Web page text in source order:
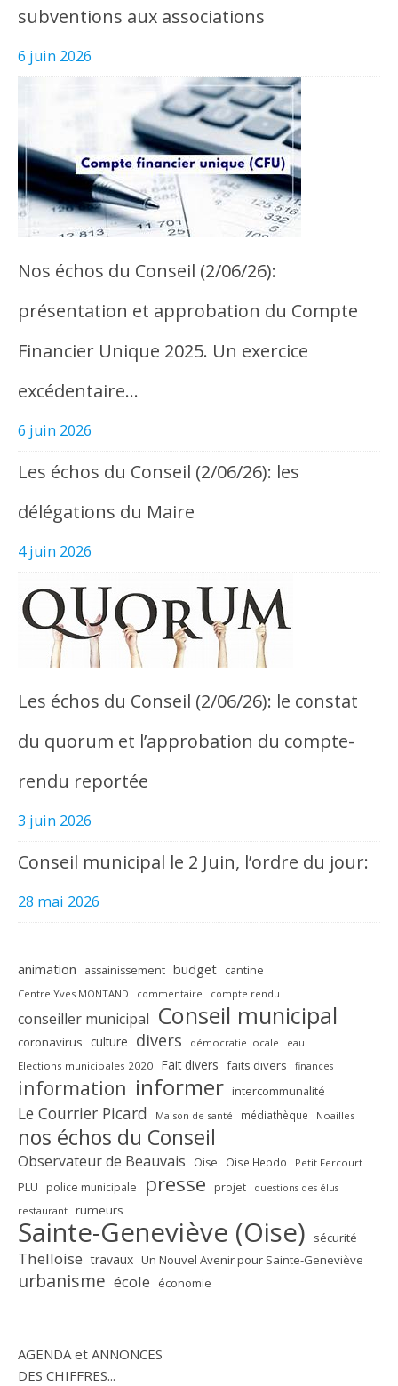
subventions aux associations
6 juin 2026
Nos échos du Conseil (2/06/26):
présentation et approbation du Compte
Financier Unique 2025. Un exercice
excédentaire…
6 juin 2026
Les échos du Conseil (2/06/26): les
délégations du Maire
4 juin 2026
Les échos du Conseil (2/06/26): le constat
du quorum et l’approbation du compte-
rendu reportée
3 juin 2026
Conseil municipal le 2 Juin, l’ordre du jour:
28 mai 2026
animation assainissement budget cantine
Centre Yves MONTAND commentaire compte rendu
conseiller municipal Conseil municipal
coronavirus culture divers démocratie locale eau
Elections municipales 2020 Fait divers faits divers finances
information informer intercommunalité
Le Courrier Picard Maison de santé médiathèque Noailles
nos échos du Conseil
Observateur de Beauvais Oise Oise Hebdo Petit Fercourt
PLU police municipale presse projet questions des élus
restaurant rumeurs
Sainte-Geneviève (Oise) sécurité
Thelloise travaux Un Nouvel Avenir pour Sainte-Geneviève
urbanisme école économie
AGENDA et ANNONCES
DES CHIFFRES...